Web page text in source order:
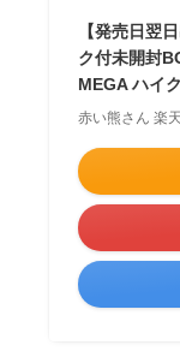
【発売日翌
ク付未開封
MEGA ハイ
赤い熊さん 楽